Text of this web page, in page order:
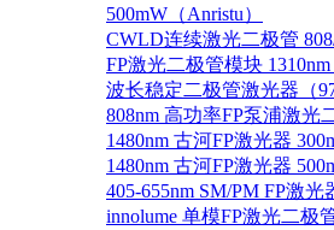
500mW（Anristu）
CWLD连续激光二极管
FP激光二极管模块 1310nm
波长稳定二极管激光器（
808nm 高功率FP泵浦激光
1480nm 古河FP激光器
1480nm 古河FP激光器
405-655nm SM/PM FP激
innolume 单模FP激光二极